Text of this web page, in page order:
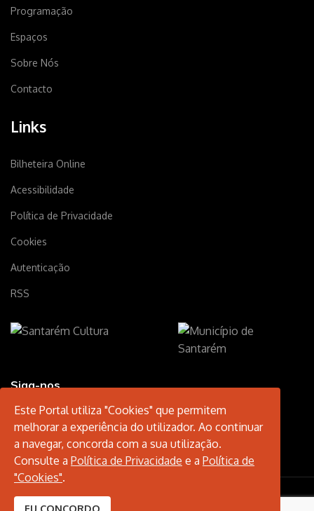
Programação
Espaços
Sobre Nós
Contacto
Links
Bilheteira Online
Acessibilidade
Política de Privacidade
Cookies
Autenticação
RSS
Siga-nos
© 2026 Santarém Cultura.
Este Portal utiliza "Cookies" que permitem
melhorar a experiência do utilizador. Ao continuar
a navegar, concorda com a sua utilização.
Consulte a Política de Privacidade e a Política de
"Cookies".
EU CONCORDO